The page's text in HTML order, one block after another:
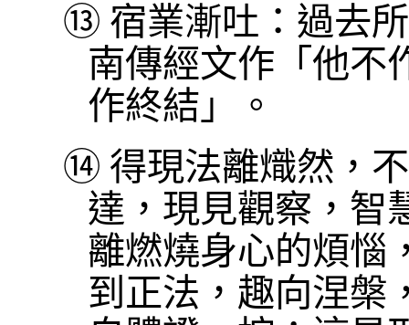
⑬ 宿業漸吐：過去
南傳經文作「他不
作終結」。
⑭ 得現法離熾然，
達，現見觀察，智
離燃燒身心的煩惱
到正法，趣向涅槃